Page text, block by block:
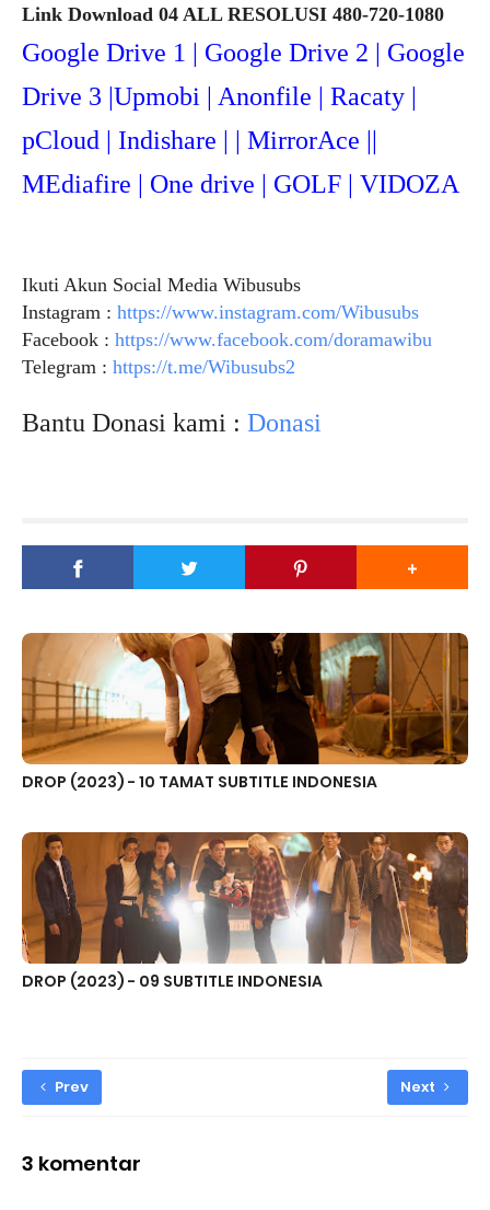
Link Download 04 ALL RESOLUSI 480-720-1080
Google Drive 1 | Google Drive 2 | Google
Drive 3 |Upmobi | Anonfile | Racaty |
pCloud | Indishare | | MirrorAce ||
MEdiafire | One drive | GOLF | VIDOZA
Ikuti Akun Social Media Wibusubs
Instagram : https://www.instagram.com/Wibusubs
Facebook : https://www.facebook.com/doramawibu
Telegram : https://t.me/Wibusubs2
Bantu Donasi kami : Donasi
DROP (2023) - 10 TAMAT SUBTITLE INDONESIA
DROP (2023) - 09 SUBTITLE INDONESIA
Prev Next
3 komentar